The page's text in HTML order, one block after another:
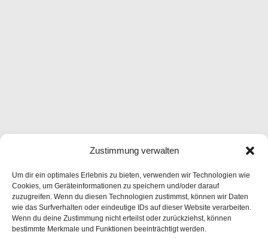
Zustimmung verwalten
Um dir ein optimales Erlebnis zu bieten, verwenden wir Technologien wie
Cookies, um Geräteinformationen zu speichern und/oder darauf
zuzugreifen. Wenn du diesen Technologien zustimmst, können wir Daten
wie das Surfverhalten oder eindeutige IDs auf dieser Website verarbeiten.
Wenn du deine Zustimmung nicht erteilst oder zurückziehst, können
bestimmte Merkmale und Funktionen beeinträchtigt werden.